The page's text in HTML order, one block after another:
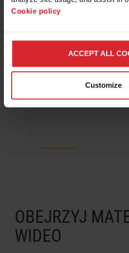
Cookie policy
ACCEPT ALL
Customize
OBEJRZYJ
WIDEO